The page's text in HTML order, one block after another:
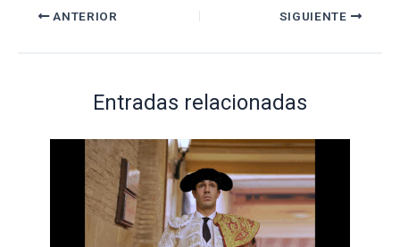
ANTERIOR SIGUIENTE
Entradas relacionadas